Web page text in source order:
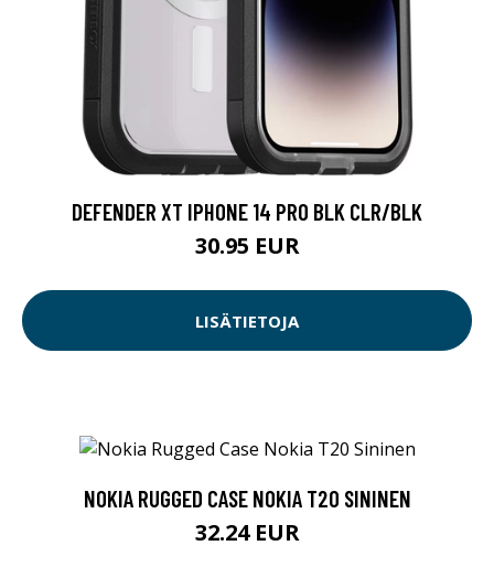
DEFENDER XT IPHONE 14 PRO BLK CLR/BLK
30.95 EUR
LISÄTIETOJA
NOKIA RUGGED CASE NOKIA T20 SININEN
32.24 EUR